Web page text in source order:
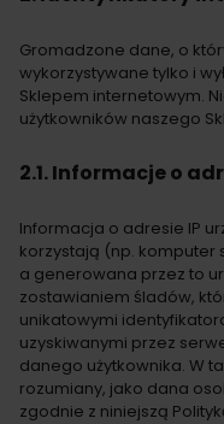
Gromadzone dane, o
wykorzystywane tylko i
Sklepem internetowym.
użytkowników naszego
2.1. Informacje o
Informacja o adresie IP
korzystają (np. komputer
a generowana przez to
zostawianiem śladów,
unikatowymi
uzyskiwanymi przez
danego użytkownika. W
rozumiany, jako dana
zgodnie z niniejszą